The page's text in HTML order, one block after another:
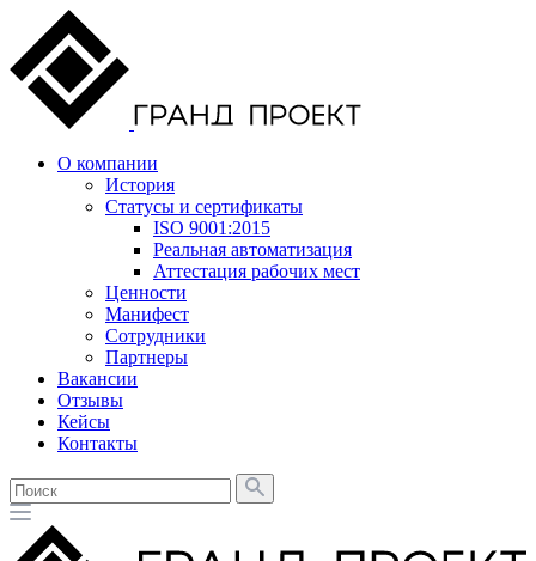
О компании
История
Статусы и сертификаты
ISO 9001:2015
Реальная автоматизация
Аттестация рабочих мест
Ценности
Манифест
Сотрудники
Партнеры
Вакансии
Отзывы
Кейсы
Контакты